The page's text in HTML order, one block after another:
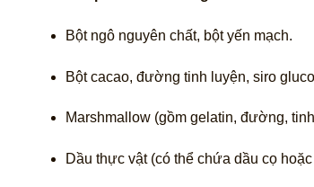
Bột ngô nguyên chất, bột yến mạch.
Bột cacao, đường tinh luyện, siro
Marshmallow (gồm gelatin, đường,
Dầu thực vật (có thể chứa dầu cọ